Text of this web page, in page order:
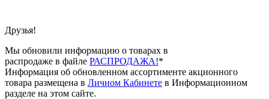
Друзья!
Мы обновили информацию о товарах в
распродаже в файле РАСПРОДАЖА!*
Информация об обновленном ассортименте акционного
товара размещена в Личном Кабинете в Информационном
разделе на этом сайте.